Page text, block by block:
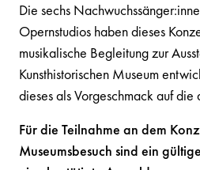
Die sechs
Opernstudios haben dieses
musikalische Begleitung zur
Kunsthistorischen Museum
dieses als Vorgeschmack auf die
Für die Teilnahme an dem
Museumsbesuch sind ein